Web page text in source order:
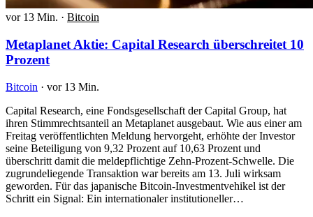
vor 13 Min. · Bitcoin
Metaplanet Aktie: Capital Research überschreitet 10
Prozent
Bitcoin · vor 13 Min.
Capital Research, eine Fondsgesellschaft der Capital Group, hat
ihren Stimmrechtsanteil an Metaplanet ausgebaut. Wie aus einer am
Freitag veröffentlichten Meldung hervorgeht, erhöhte der Investor
seine Beteiligung von 9,32 Prozent auf 10,63 Prozent und
überschritt damit die meldepflichtige Zehn-Prozent-Schwelle. Die
zugrundeliegende Transaktion war bereits am 13. Juli wirksam
geworden. Für das japanische Bitcoin-Investmentvehikel ist der
Schritt ein Signal: Ein internationaler institutioneller…